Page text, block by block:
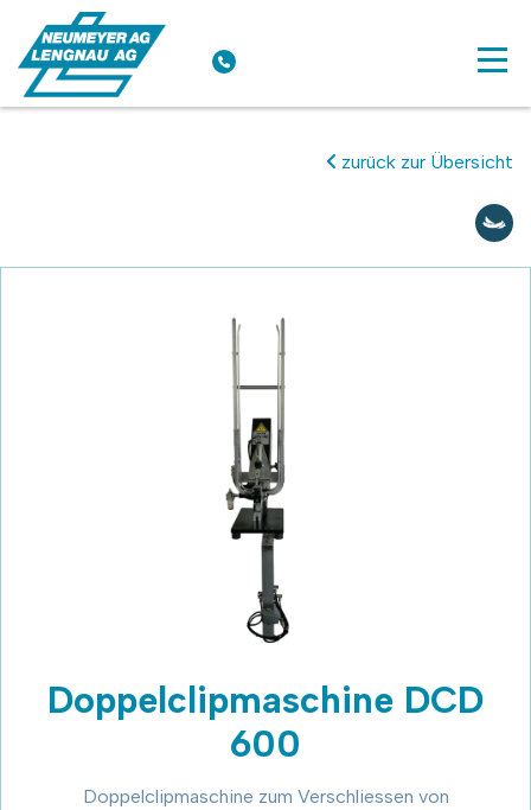
zurück zur Übersicht
Doppelclipmaschine DCD
600
Doppelclipmaschine zum Verschliessen von